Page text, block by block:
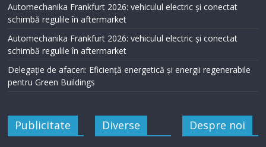
Automechanika Frankfurt 2026: vehiculul electric și conectat
schimbă regulile în aftermarket
Automechanika Frankfurt 2026: vehiculul electric și conectat
schimbă regulile în aftermarket
Delegație de afaceri: Eficiență energetică și energii regenerabile
pentru Green Buildings
Publicitate Diverse Despre noi